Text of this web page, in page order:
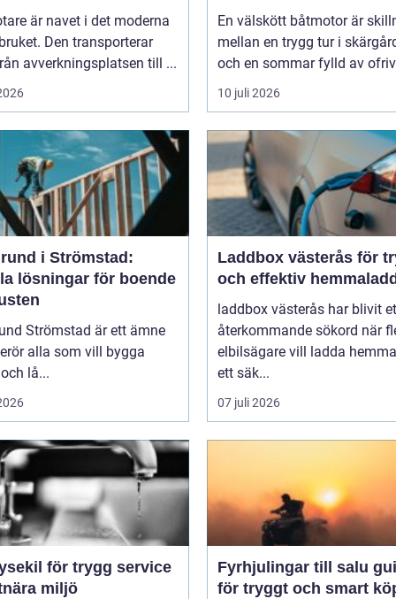
är navet i det moderna
Den transporterar
avverkningsplatsen till ...
En välskött båtmotor är
mellan en trygg tur i
och en sommar fylld av
10 juli 2026
i Strömstad:
lösningar för boende
Strömstad är ett ämne
alla som vill bygga
lå...
Laddbox västerås för
och effektiv
laddbox västerås har blivit
återkommande sökord när
elbilsägare vill ladda
ett säk...
07 juli 2026
för trygg service
miljö
Fyrhjulingar till salu guide
för tryggt och smart